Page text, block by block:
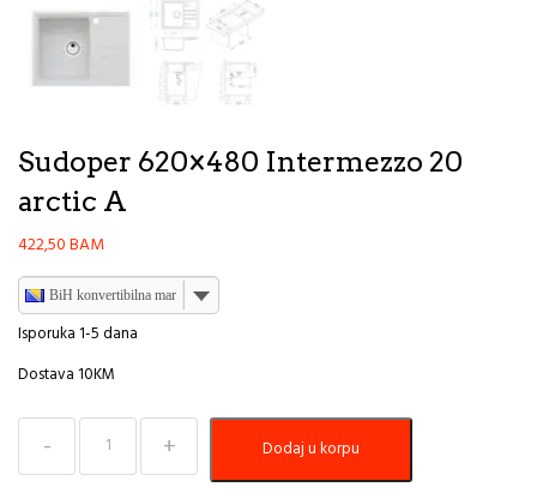
Sudoper 620×480 Intermezzo 20
arctic A
422,50BAM
BiH konvertibilna marka
Isporuka 1-5 dana
Dostava 10KM
Sudoper
620x480
Intermezzo
Dodaj u korpu